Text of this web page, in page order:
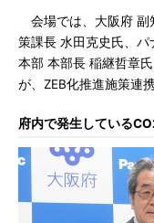
会場では、大阪府 副
策課長 水田克史氏、
本部 本部長 稲継哲章
が、ZEB化推進施策連
府内で発生している